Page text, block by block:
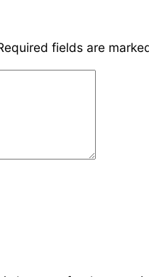
fields are